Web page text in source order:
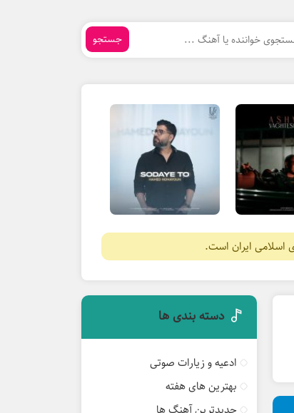
جستجو
اسلامی ایران است.
دسته بندی ها
ادعیه و زیارات صوتی
بهترین های هفته